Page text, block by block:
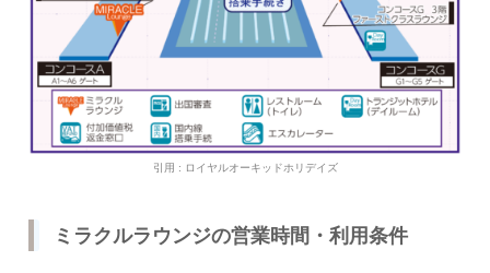
引用 : ロイヤルオーキッドホリデイズ
ミラクルラウンジの営業時間・利用条件